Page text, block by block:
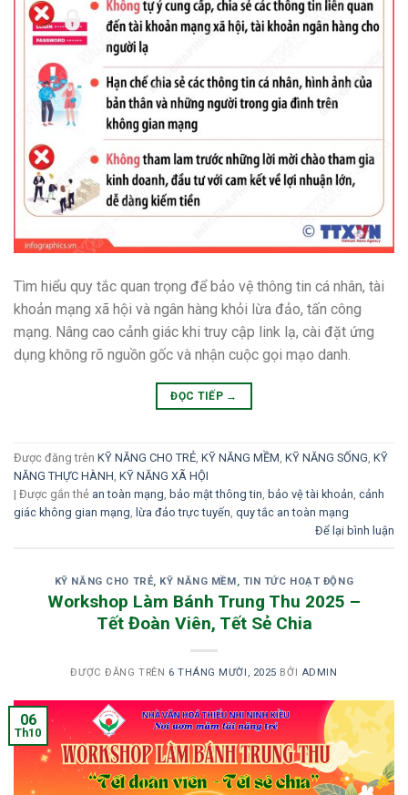
Tìm hiểu quy tắc quan trọng để bảo vệ thông tin cá nhân, tài
khoản mạng xã hội và ngân hàng khỏi lừa đảo, tấn công
mạng. Nâng cao cảnh giác khi truy cập link lạ, cài đặt ứng
dụng không rõ nguồn gốc và nhận cuộc gọi mạo danh.
ĐỌC TIẾP →
Được đăng trên KỸ NĂNG CHO TRẺ KỸ NĂNG MỀM KỸ NĂNG SỐNG KỸ
NĂNG THỰC HÀNH KỸ NĂNG XÃ HỘI
| Được gắn thẻ an toàn mạng bảo mật thông tin bảo vệ tài khoản cảnh
giác không gian mạng
lừa đảo trực tuyến quy tắc an toàn mạng
Để lại bình luận
KỸ NĂNG CHO TRẺ KỸ NĂNG MỀM TIN TỨC HOẠT ĐỘNG
Workshop Làm Bánh Trung Thu 2025 –
Tết Đoàn Viên, Tết Sẻ Chia
ĐƯỢC ĐĂNG TRÊN 6 THÁNG MƯỜI, 2025 BỞI ADMIN
06
Th10